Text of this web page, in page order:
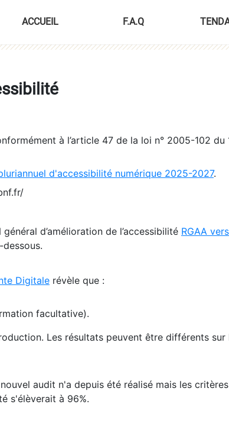
ACCUEIL F.A.Q
à l’article 47 de la loi n° 2005-102 du
d'accessibilité numérique 2025-2027.
d’amélioration de l’accessibilité RGAA
Digitale révèle que :
facultative).
Les résultats peuvent être différents sur
audit n'a depuis été réalisé mais les critères
s'élèverait à 96%.